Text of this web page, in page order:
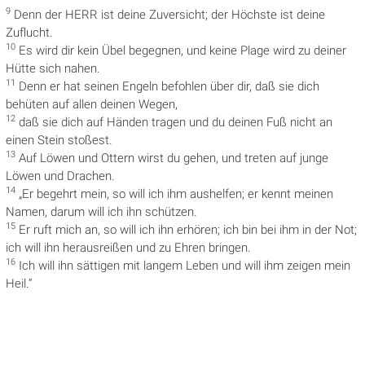
9 Denn der HERR ist deine Zuversicht; der Höchste ist deine
Zuflucht.
10 Es wird dir kein Übel begegnen, und keine Plage wird zu deiner
Hütte sich nahen.
11 Denn er hat seinen Engeln befohlen über dir, daß sie dich
behüten auf allen deinen Wegen,
12 daß sie dich auf Händen tragen und du deinen Fuß nicht an
einen Stein stoßest.
13 Auf Löwen und Ottern wirst du gehen, und treten auf junge
Löwen und Drachen.
14 „Er begehrt mein, so will ich ihm aushelfen; er kennt meinen
Namen, darum will ich ihn schützen.
15 Er ruft mich an, so will ich ihn erhören; ich bin bei ihm in der Not;
ich will ihn herausreißen und zu Ehren bringen.
16 Ich will ihn sättigen mit langem Leben und will ihm zeigen mein
Heil.“